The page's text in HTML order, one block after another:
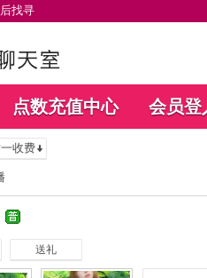
找寻
点数充值中心 会员登
收费
送礼